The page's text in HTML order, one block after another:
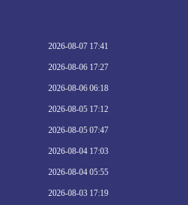
2026-08-07 17:41
2026-08-06 17:27
2026-08-06 06:18
2026-08-05 17:12
2026-08-05 07:47
2026-08-04 17:03
2026-08-04 05:55
2026-08-03 17:19